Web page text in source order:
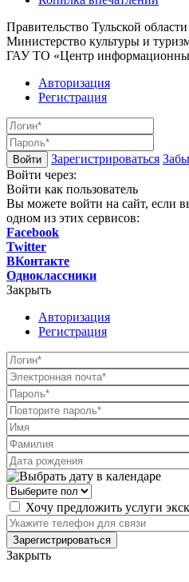
Правительство Тульской области
Министерство культуры и
ГАУ ТО «Центр
Авторизация
Регистрация
Зарегистрироваться
Войти через:
Войти как пользователь
Вы можете войти на сайт, если
одном из этих сервисов:
Facebook
Twitter
ВКонтакте
Одноклассники
Закрыть
Авторизация
Регистрация
Хочу предложить услуги
Закрыть